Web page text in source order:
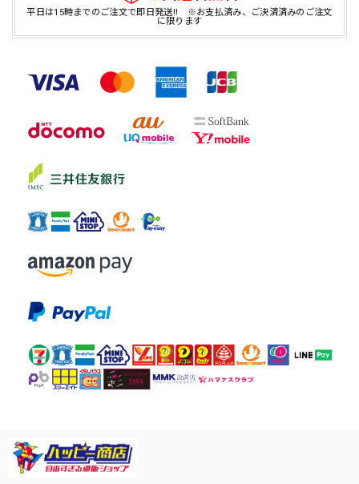
平日は15時までのご注文で即日発送!! ※お支払済み、ご決済済みのご注文
に限ります